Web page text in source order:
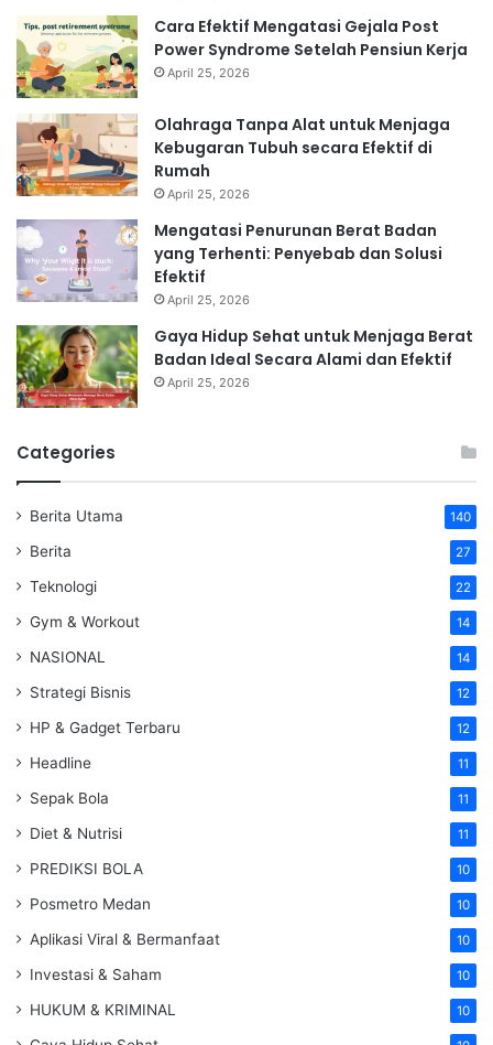
Cara Efektif Mengatasi Gejala Post
Power Syndrome Setelah Pensiun Kerja
April 25, 2026
Olahraga Tanpa Alat untuk Menjaga
Kebugaran Tubuh secara Efektif di
Rumah
April 25, 2026
Mengatasi Penurunan Berat Badan
yang Terhenti: Penyebab dan Solusi
Efektif
April 25, 2026
Gaya Hidup Sehat untuk Menjaga Berat
Badan Ideal Secara Alami dan Efektif
April 25, 2026
Categories
Berita Utama 140
Berita 27
Teknologi 22
Gym & Workout 14
NASIONAL 14
Strategi Bisnis 12
HP & Gadget Terbaru 12
Headline 11
Sepak Bola 11
Diet & Nutrisi 11
PREDIKSI BOLA 10
Posmetro Medan 10
Aplikasi Viral & Bermanfaat 10
Investasi & Saham 10
HUKUM & KRIMINAL 10